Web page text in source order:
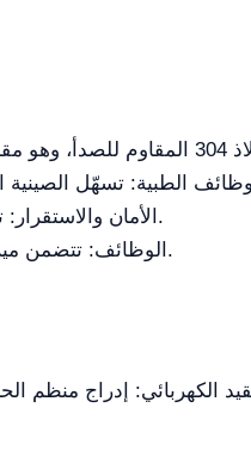
الأمان والاستقرار: تصميم قفل باب منزلق وعجلات عالمية مع فرامل يضمنان الأمن والاستقرار.
الوظائف: تتضمن ميزات تحكم في الحرارة (منظم الحرارة) وخيارات كهربائية (مقابس الكهرباء).